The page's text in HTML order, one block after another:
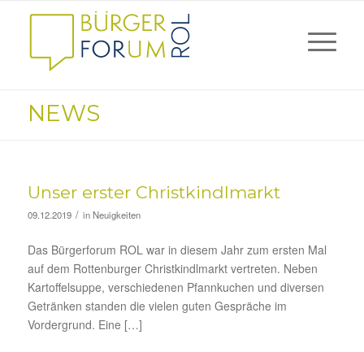
NEWS
Unser erster Christkindlmarkt
09.12.2019 / in Neuigkeiten
Das Bürgerforum ROL war in diesem Jahr zum ersten Mal
auf dem Rottenburger Christkindlmarkt vertreten. Neben
Kartoffelsuppe, verschiedenen Pfannkuchen und diversen
Getränken standen die vielen guten Gespräche im
Vordergrund. Eine […]